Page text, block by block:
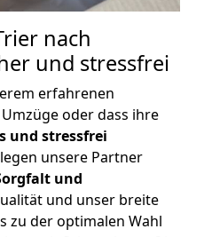
nach
und stressfrei
erfahrenen
oder dass ihre
und stressfrei
unsere Partner
und
und unser breite
zu der optimalen Wahl